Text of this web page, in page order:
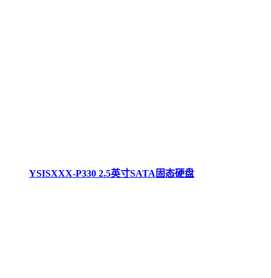
YSISXXX-P330 2.5英寸SATA固态硬盘